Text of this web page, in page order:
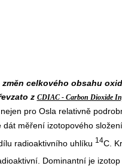
celkového obsahu
z CDIAC - Carbon Dioxide
pro Osla relativně
měření izotopového
radioaktivního uhlíku 14C.
Dominantní je izotop